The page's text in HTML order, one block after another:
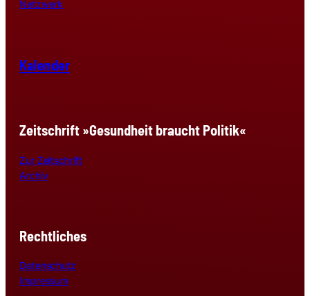
Netzwerk
Kalender
Zeitschrift »Gesundheit braucht Politik«
Zur Zeitschrift
Archiv
Rechtliches
Datenschutz
Impressum